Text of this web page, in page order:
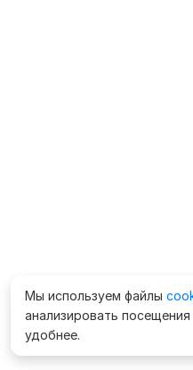
Мы используем файлы
анализировать
удобнее.